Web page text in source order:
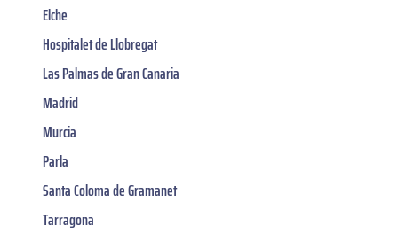
Elche
Hospitalet de Llobregat
Las Palmas de Gran Canaria
Madrid
Murcia
Parla
Santa Coloma de Gramanet
Tarragona